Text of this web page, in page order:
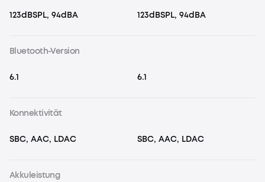
123dBSPL, 94dBA 123dBSPL, 94dBA
Bluetooth-Version
6.1 6.1
Konnektivität
SBC, AAC, LDAC SBC, AAC, LDAC
Akkuleistung